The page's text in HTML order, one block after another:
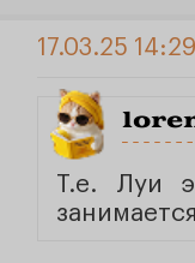
17.03.25
Т.е. Луи